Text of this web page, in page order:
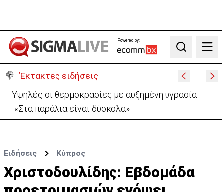
Powered by:
Search
Έκτακτες ειδήσεις
Υψηλές οι θερμοκρασίες με αυξημένη υγρασία
-«Στα παράλια είναι δύσκολα»
Ειδήσεις Κύπρος
Χριστοδουλίδης: Εβδομάδα